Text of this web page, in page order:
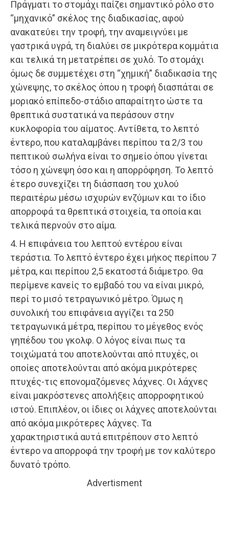
Πράγματι το στομάχι παίζει σημαντικό ρόλο στο
“μηχανικό” σκέλος της διαδικασίας, αφού
ανακατεύει την τροφή, την αναμειγνύει με
γαστρικά υγρά, τη διαλύει σε μικρότερα κομμάτια
και τελικά τη μετατρέπει σε χυλό. Το στομάχι
όμως δε συμμετέχει στη “χημική” διαδικασία της
χώνεψης, το σκέλος όπου η τροφή διασπάται σε
μοριακό επίπεδο-στάδιο απαραίτητο ώστε τα
θρεπτικά συστατικά να περάσουν στην
κυκλοφορία του αίματος. Αντίθετα, το λεπτό
έντερο, που καταλαμβάνει περίπου τα 2/3 του
πεπτικού σωλήνα είναι το σημείο όπου γίνεται
τόσο η χώνεψη όσο και η απορρόφηση. Το λεπτό
έτερο συνεχίζει τη διάσπαση του χυλού
περαιτέρω μέσω ισχυρών ενζύμων και το ίδιο
απορροφά τα θρεπτικά στοιχεία, τα οποία και
τελικά περνούν στο αίμα.
4. Η επιφάνεια του λεπτού εντέρου είναι
τεράστια. Το λεπτό έντερο έχει μήκος περίπου 7
μέτρα, και περίπου 2,5 εκατοστά διάμετρο. Θα
περίμενε κανείς το εμβαδό του να είναι μικρό,
περί το μισό τετραγωνικό μέτρο. Όμως η
συνολική του επιφάνεια αγγίζει τα 250
τετραγωνικά μέτρα, περίπου το μέγεθος ενός
γηπέδου του γκολφ. Ο λόγος είναι πως τα
τοιχώματά του αποτελούνται από πτυχές, οι
οποίες αποτελούνται από ακόμα μικρότερες
πτυχές-τις επονομαζόμενες λάχνες. Οι λάχνες
είναι μακρόστενες απολήξεις απορροφητικού
ιστού. Επιπλέον, οι ίδιες οι λάχνες αποτελούνται
από ακόμα μικρότερες λάχνες. Τα
χαρακτηριστικά αυτά επιτρέπουν στο λεπτό
έντερο να απορροφά την τροφή με τον καλύτερο
δυνατό τρόπο.
Advertisment